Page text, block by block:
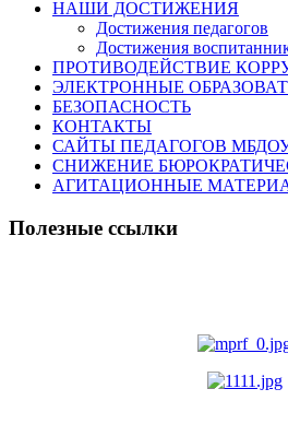
НАШИ ДОСТИЖЕНИЯ
Достижения педагогов
Достижения
ПРОТИВОДЕЙСТВИЕ
ЭЛЕКТРОННЫЕ
БЕЗОПАСНОСТЬ
КОНТАКТЫ
САЙТЫ ПЕДАГОГОВ МБДОУ
СНИЖЕНИЕ
АГИТАЦИОННЫЕ
Полезные ссылки